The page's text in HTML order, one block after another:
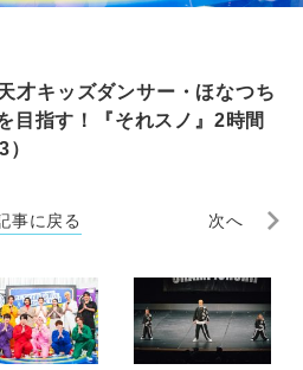
才キッズダンサー・ほなつち
目指す！『それスノ』2時間
事に戻る 次へ